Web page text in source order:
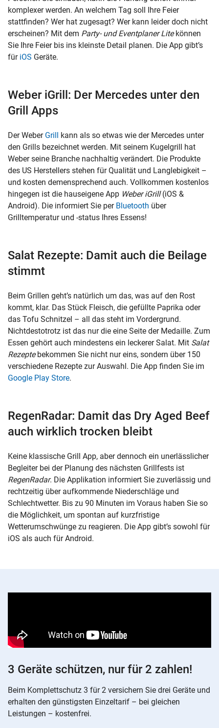
komplexer werden. An welchem Tag soll Ihre Feier
stattfinden? Wer hat zugesagt? Wer kann leider doch nicht
erscheinen? Mit dem Party- und Eventplaner Litekönnen
Sie Ihre Feier bis ins kleinste Detail planen. Die App gibt’s
für iOS Geräte.
Weber iGrill: Der Mercedes unter den
Grill Apps
Der Weber Grill kann als so etwas wie der Mercedes unter
den Grills bezeichnet werden. Mit seinem Kugelgrill hat
Weber seine Branche nachhaltig verändert. Die Produkte
des US Herstellers stehen für Qualität und Langlebigkeit –
und kosten demensprechend auch. Vollkommen kostenlos
hingegen ist die hauseigene App Weber iGrill(iOS &
Android). Die informiert Sie per Bluetooth über
Grilltemperatur und -status Ihres Essens!
Salat Rezepte: Damit auch die Beilage
stimmt
Beim Grillen geht’s natürlich um das, was auf den Rost
kommt, klar. Das Stück Fleisch, die gefüllte Paprika oder
das Tofu Schnitzel – all das steht im Vordergrund.
Nichtdestotrotz ist das nur die eine Seite der Medaille. Zum
Essen gehört auch mindestens ein leckerer Salat. Mit Salat
Rezeptebekommen Sie nicht nur eins, sondern über 150
verschiedene Rezepte zur Auswahl. Die App finden Sie im
Google Play Store.
RegenRadar: Damit das Dry Aged Beef
auch wirklich trocken bleibt
Keine klassische Grill App, aber dennoch ein unerlässlicher
Begleiter bei der Planung des nächsten Grillfests ist
RegenRadar. Die Applikation informiert Sie zuverlässig und
rechtzeitig über aufkommende Niederschläge und
Schlechtwetter. Bis zu 90 Minuten im Voraus haben Sie so
die Möglichkeit, um spontan auf kurzfristige
Wetterumschwünge zu reagieren. Die App gibt’s sowohl für
iOS als auch für Android.
3 Geräte schützen, nur für 2 zahlen!
Beim Komplettschutz 3 für 2 versichern Sie drei Geräte und
erhalten den günstigsten Einzeltarif – bei gleichen
Leistungen – kostenfrei.